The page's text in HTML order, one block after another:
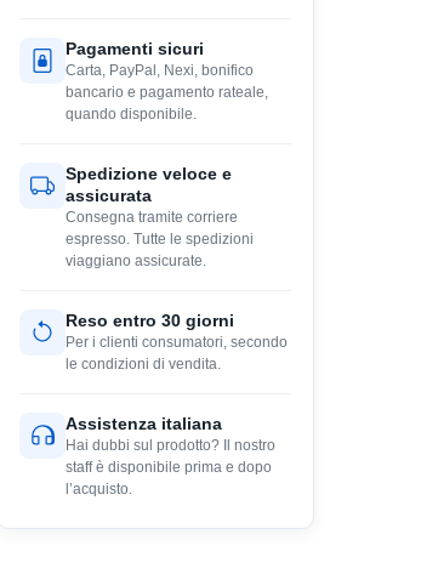
Pagamenti sicuri
Carta, PayPal, Nexi, bonifico
bancario e pagamento rateale,
quando disponibile.
Spedizione veloce e
assicurata
Consegna tramite corriere
espresso. Tutte le spedizioni
viaggiano assicurate.
Reso entro 30 giorni
Per i clienti consumatori, secondo
le condizioni di vendita.
Assistenza italiana
Hai dubbi sul prodotto? Il nostro
staff è disponibile prima e dopo
l’acquisto.